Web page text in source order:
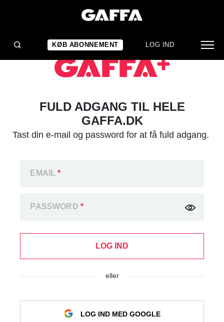
KØB ABONNEMENT LOG IND
FULD ADGANG TIL HELE
GAFFA.DK
Tast din e-mail og password for at få fuld adgang.
EMAIL*
PASSWORD *
LOG IND
eller
LOG IND MED GOOGLE